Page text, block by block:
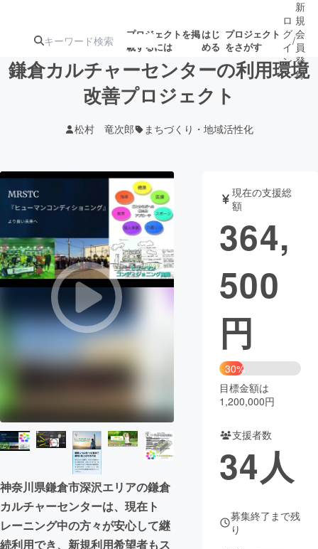
プロジェクトを掲
載するには
はじ
める
プロジェクト
をさがす
注目のリ
ターン
注目の新着プロ
ジェクト
募集終了が近いプ
ロジェクト
アート・写真 音楽
テクノロジー・ガジェット ゲーム・サ
映像・映画
ビジネス・起業
CAMPFIRE for Social Good
CAMPFIRE Creation
CAMPFIREふるさと納税machi-ya コミュニティ
ロ
グ
イ
ン
/
新
規
会
員
登
録
鎌倉カルチャーセンターの利用環境
改善プロジェクト
松村 竜次郎 まちづくり・地域活性化
神奈川県鎌倉市深沢エリアの鎌倉
カルチャーセンターは、現在ト
レーニング中の方々が安心して継
続利用でき、新規利用希望者もス
現在の支援総
額
364,
500
円
30%
目標金額は
1,200,000円
支援者数
34人
募集終了まで残
り